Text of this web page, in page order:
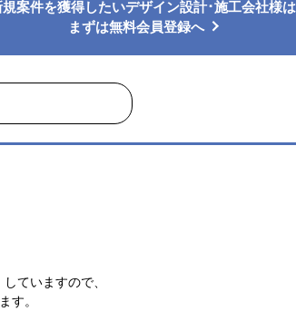
規案件を獲得したいデザイン設計･施工会社様は
まずは無料会員登録へ
ていますので、
す。